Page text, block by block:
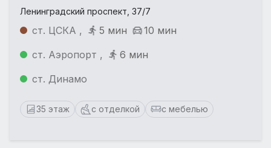
Ленинградский проспект, 37/7
ст. ЦСКА , 5 мин
10 мин
ст. Аэропорт ,
6 мин
ст. Динамо
35 этаж с отделкой с мебелью